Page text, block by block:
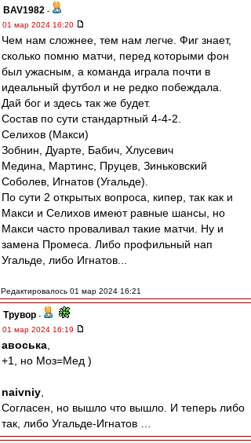
BAV1982 -
01 мар 2024 16:20
Чем нам сложнее, тем нам легче. Фиг знает,
сколько помню матчи, перед которыми фон
был ужасным, а команда играла почти в
идеальный футбол и не редко побеждала.
Дай бог и здесь так же будет.
Состав по сути стандартный 4-4-2.
Селихов (Макси)
Зобнин, Дуарте, Бабич, Хлусевич
Медина, Мартинс, Пруцев, Зиньковский
Соболев, Игнатов (Угальде).
По сути 2 открытых вопроса, кипер, так как и
Макси и Селихов имеют равные шансы, но
Макси часто проваливал такие матчи. Ну и
замена Промеса. Либо профильный нап
Угальде, либо Игнатов...
Редактировалось 01 мар 2024 16:21
Трувор -
01 мар 2024 16:19
авоська
+1, но Моз=Мед )
naivniy
Согласен, но вышло что вышло. И теперь либо
так, либо Угальде-Игнатов …